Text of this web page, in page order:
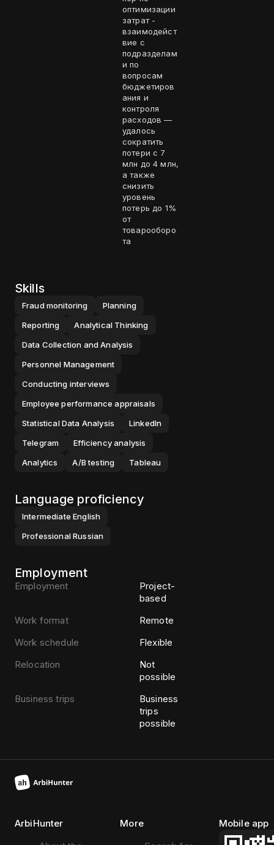
оптимизации
затрат -
взаимодейст
вие с
подразделам
и по
вопросам
бюджетиров
ания и
контроля
расходов —
удалось
сократить
потери с 7
млн до 4 млн,
а также
снизить
уровень
потерь до 1%
от
товарооборо
та
Skills
Fraud monitoring
Planning
Reporting
Analytical Thinking
Data Collection and Analysis
Personnel Management
Conducting interviews
Employee performance appraisals
Statistical Data Analysis
LinkedIn
Telegram
Efficiency analysis
Analytics
A/B testing Tableau
Language proficiency
Intermediate English
ProfessionalRussian
Employment
Employment
Project-
based
Work format
Remote
Work schedule
Flexible
Relocation
Not
possible
Business trips
Business
trips
possible
ArbiHunter
More
Mobile app